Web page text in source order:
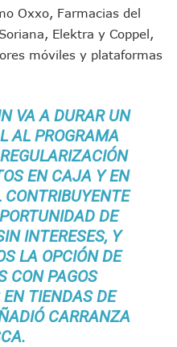
Compra De 35 Nuevas Patrullas Para
Alfredito Darán Magna Serenata En La
Lancheros Y Pescadores En El
Muerte De Regidora De Cabo
Vallarta Acuerdan Programa Para
40 Paquetes De Artículos De
En 6 Días En La Colonia Villas
Fotográfica Sobre El “domingo
Mantienen En Alerta A Vallarta;
Rancho Nácar, Ojos De Agua Y Lomas
Personas Durante Operativo “Salvando
Castro Almaguer Jornada Médica
De Las Bancas Del Hospital
Horario De Atención En Bahía De
Encuentra En Pausa Por Crecimiento
Inspecciones Nocturnas A
Oxxo, Farmacias del
Elektra y Coppel,
móviles y plataformas
VA A DURAR UN
AL PROGRAMA
EN CAJA Y EN
DE
INTERESES, Y
LA OPCIÓN DE
CON PAGOS
TIENDAS DE
CARRANZA